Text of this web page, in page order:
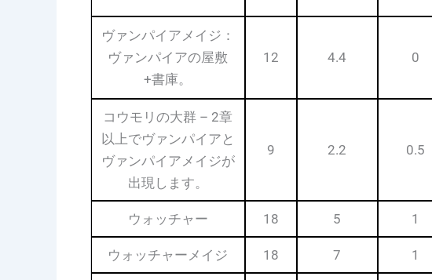
ヴァンパイアメイジ：
ヴァンパイアの屋敷
+書庫。
12 4.4 0
コウモリの大群 – 2章
以上でヴァンパイアと
ヴァンパイアメイジが
出現します。
9 2.2 0.5
ウォッチャー 18 5 1
ウォッチャーメイジ 18 7 1